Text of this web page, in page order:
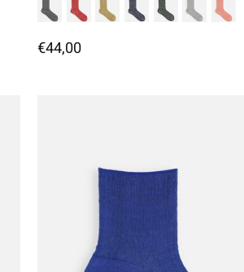
€44,00